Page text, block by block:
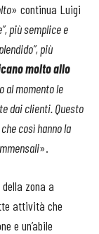
» continua Luigi
più semplice e
più
molto allo
al momento le
dai clienti. Questo
così hanno la
».
zona a
attività che
e un’abile